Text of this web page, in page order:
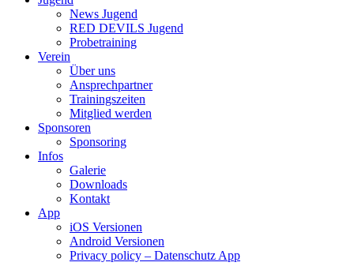
News Jugend
RED DEVILS Jugend
Probetraining
Verein
Über uns
Ansprechpartner
Trainingszeiten
Mitglied werden
Sponsoren
Sponsoring
Infos
Galerie
Downloads
Kontakt
App
iOS Versionen
Android Versionen
Privacy policy – Datenschutz App